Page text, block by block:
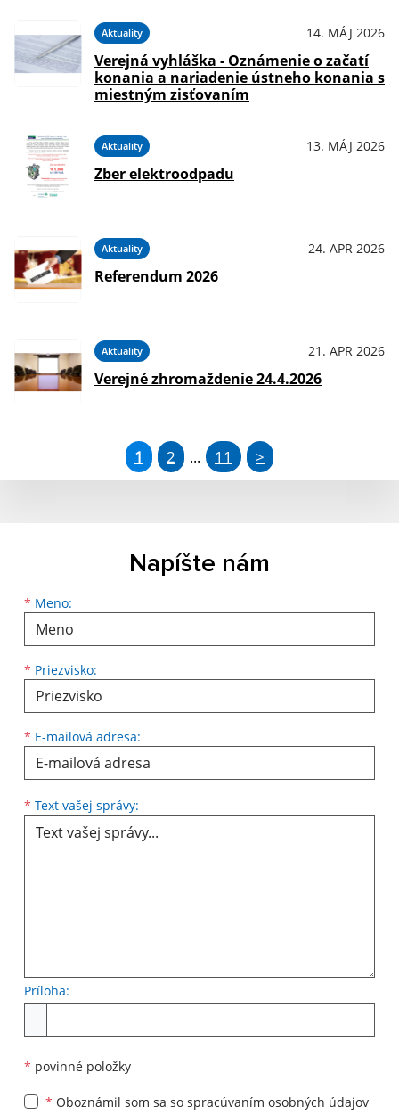
Aktuality 14. MÁJ 2026
Verejná vyhláška - Oznámenie o začatí
konania a nariadenie ústneho konania s
miestným zisťovaním
Aktuality 13. MÁJ 2026
Zber elektroodpadu
Aktuality 24. APR 2026
Referendum 2026
Aktuality 21. APR 2026
Verejné zhromaždenie 24.4.2026
1 2 ... 11 >
Napíšte nám
* Meno:
* Priezvisko:
* E-mailová adresa:
* Text vašej správy:
Príloha:
* povinné položky
* Oboznámil som sa so spracúvaním osobných údajov